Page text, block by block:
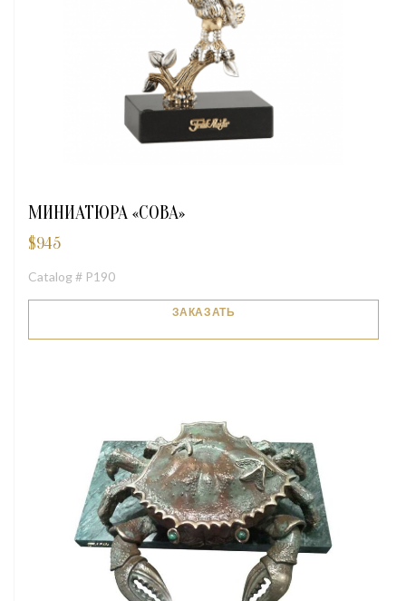
МИНИАТЮРА «СОВА»
$945
Catalog # P190
ЗАКАЗАТЬ